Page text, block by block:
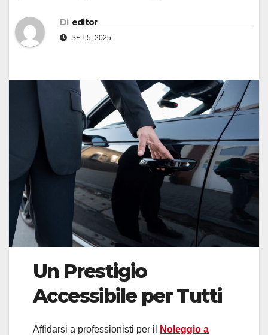
Di editor
SET 5, 2025
Un Prestigio
Accessibile per Tutti
Affidarsi a professionisti per il
Noleggio a